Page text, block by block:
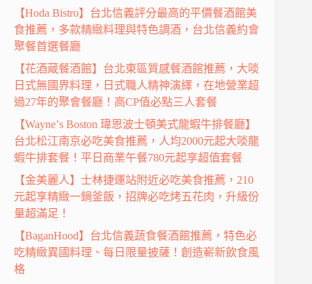
【Hoda Bistro】台北信義評分最高的平價餐酒館美
食推薦，多款精緻料理與特色調酒，台北信義約會
聚餐首選餐廳
【花酒蔵餐酒館】台北東區質感餐酒館推薦，大啖
日式無國界料理，日式職人精神演繹，在地營業超
過27年的聚會餐廳！高CP值必點三人套餐
【Wayneʼs Boston 瑋恩波士頓美式龍蝦牛排餐廳】
台北松江南京必吃美食推薦，人均2000元起大啖龍
蝦牛排套餐！平日商業午餐780元起享超值套餐
【金美麗人】士林捷運站附近必吃美食推薦，210
元起享精緻一鍋釜飯，招牌必吃烤五花肉，升級份
量超滿足！
【BaganHood】台北信義蔬食餐酒館推薦，特色必
吃精緻異國料理、每日限量披薩！創造嶄新飲食風
格